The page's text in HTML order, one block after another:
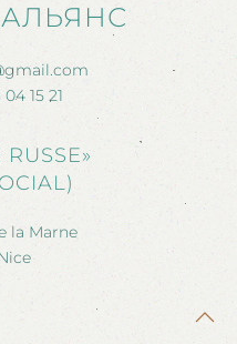
15 21
la Marne